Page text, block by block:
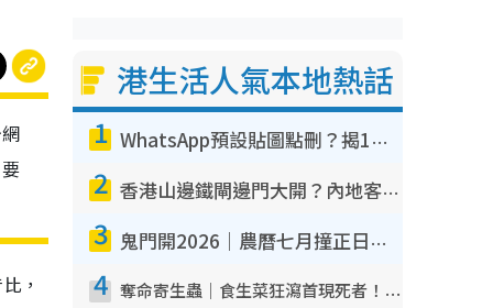
，
港生活人氣本地熱話
1 WhatsApp預設貼圖點刪？揭1招「反向操作」還原簡潔介面 附3步實測教學
2 香港山邊鐵閘邊門大開？內地客困惑意義何在！網民神回覆：呢種叫法理性防禦
3 鬼門開2026｜農曆七月撞正日全食特別邪？專家警告切忌做一事！揭4大禁忌+2招保平安
4 奪命寄生蟲｜食生菜狂瀉首現死者！疫潮惡化錄1.8萬宗病例 揭洗菜3大謬誤